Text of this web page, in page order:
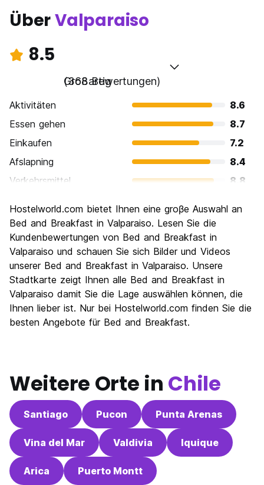
ÜberValparaiso
8.5
Großartig
(368 Bewertungen)
Aktivitäten
8.6
Essen gehen
8.7
Einkaufen
7.2
Afslapning
8.4
Verkehrsmittel
8.8
Kultur
Nachtleben / Party
Preis-Leistungsverhältnis
Hostelworld.com bietet Ihnen eine groβe Auswahl an
Bed and Breakfast in Valparaiso. Lesen Sie die
Kundenbewertungen von Bed and Breakfast in
Valparaiso und schauen Sie sich Bilder und Videos
unserer Bed and Breakfast in Valparaiso. Unsere
Stadtkarte zeigt Ihnen alle Bed and Breakfast in
Valparaiso damit Sie die Lage auswählen können, die
Ihnen lieber ist. Nur bei Hostelworld.com finden Sie die
besten Angebote für Bed and Breakfast.
Weitere Orte in Chile
Santiago Pucon Punta Arenas
Vina del Mar Valdivia Iquique
Arica Puerto Montt